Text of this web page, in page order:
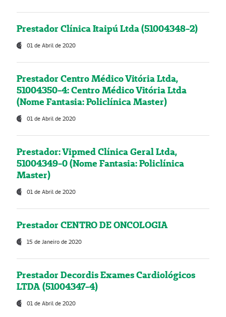
Prestador Clínica Itaipú Ltda (51004348-2)
01 de Abril de 2020
Prestador Centro Médico Vitória Ltda,
51004350-4: Centro Médico Vitória Ltda
(Nome Fantasia: Policlínica Master)
01 de Abril de 2020
Prestador: Vipmed Clínica Geral Ltda,
51004349-0 (Nome Fantasia: Policlínica
Master)
01 de Abril de 2020
Prestador CENTRO DE ONCOLOGIA
15 de Janeiro de 2020
Prestador Decordis Exames Cardiológicos
LTDA (51004347-4)
01 de Abril de 2020